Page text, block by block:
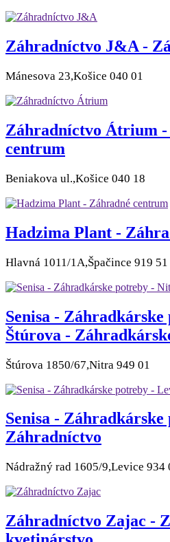
Záhradníctvo J&A -
Mánesova 23,Košice 040 01
Záhradníctvo Átrium -
centrum
Beniakova ul.,Košice 040 18
Hadzima Plant -
Hlavná 1011/1A,Špačince 919 51
Senisa -
Štúrova -
Štúrova 1850/67,Nitra 949 01
Senisa -
Záhradníctvo
Nádražný rad 1605/9,Levice 934
Záhradníctvo Zajac -